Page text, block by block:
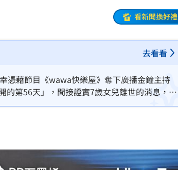
看新聞換好禮
去看看
憑藉節目《wawa快樂屋》奪下廣播金鐘主持
的第56天」，間接證實7歲女兒離世的消息，讓